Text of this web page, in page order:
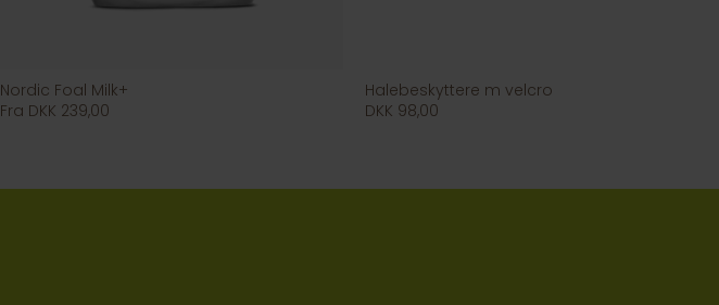
Nordic Foal Milk+
Fra DKK 239,00
Halebeskyttere m velcro
DKK 98,00